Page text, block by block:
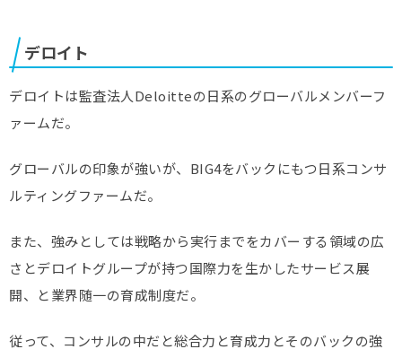
デロイト
デロイトは監査法人Deloitteの日系のグローバルメンバーフ
ァームだ。
グローバルの印象が強いが、BIG4をバックにもつ日系コンサ
ルティングファームだ。
また、強みとしては戦略から実行までをカバーする領域の広
さとデロイトグループが持つ国際力を生かしたサービス展
開、と業界随一の育成制度だ。
従って、コンサルの中だと総合力と育成力とそのバックの強